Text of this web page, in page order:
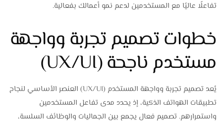
تفاعلًا عاليًا مع المستخدمين لدعم نمو أعمالك بفعالية.
خطوات تصميم تجربة وواجهة
مستخدم ناجحة (UX/UI)
يُعد تصميم تجربة وواجهة المستخدم (UX/UI) العنصر الأساسي لنجاح
تطبيقات الهواتف الذكية، إذ يحدد مدى تفاعل المستخدمين
واستمرارهم. تصميم فعال يجمع بين الجماليات والوظائف السلسة،